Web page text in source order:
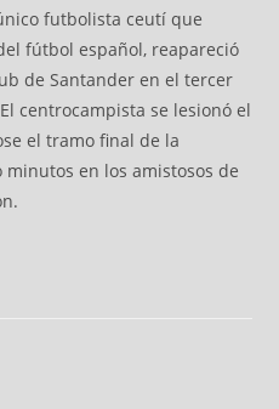
futbolista ceutí que
fútbol español, reapareció
de Santander en el tercer
centrocampista se lesionó el
el tramo final de la
en los amistosos de